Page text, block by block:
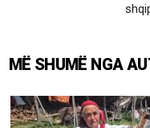
MË SHUMË NGA